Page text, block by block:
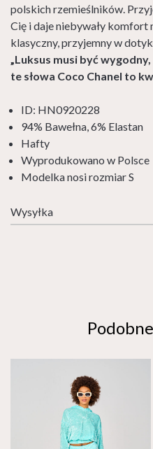
polskich rzemieślników.
Cię i daje niebywały komfort
klasyczny, przyjemny w
„Luksus musi być
te słowa Coco Chanel to
ID: HN0920228
94% Bawełna, 6% Elastan
Hafty
Wyprodukowano w Polsce
Modelka nosi rozmiar S
Wysyłka